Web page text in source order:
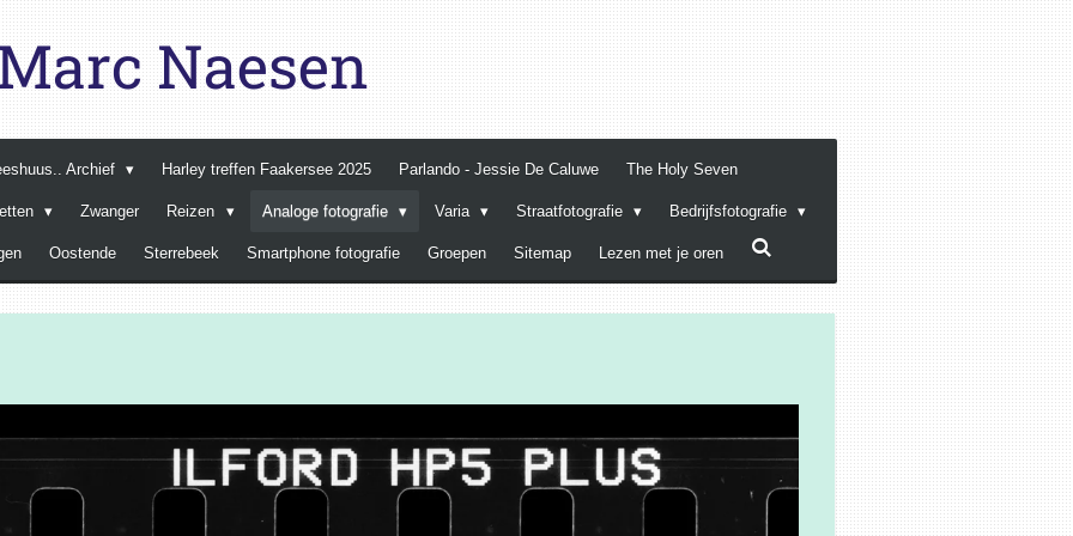
Naesen
Archief Harley treffen Faakersee 2025 Parlando - Jessie De Caluwe The Holy Seven
Zwanger Reizen Analoge fotografie Varia Straatfotografie Bedrijfsfotografie
Oostende Sterrebeek Smartphone fotografie Groepen Sitemap Lezen met je oren